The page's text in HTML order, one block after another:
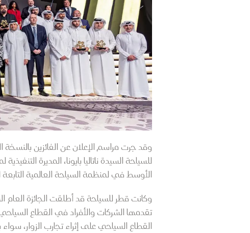
وقد جرت مراسم الإعلان عن الفائزين
للسياحة السيدة ناتاليا بايونا، المديرة
الأوسط في لمنظمة السياحة العالمية التابعة
وكانت قطر للسياحة قد أطلقت الجائزة العام
تقدمها الشركات والأفراد في القطاع
القطاع السياحي على إثراء تجارب الزوار،